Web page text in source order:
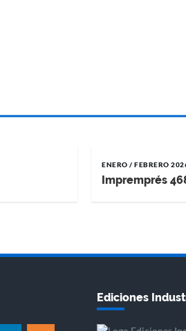
ENERO / FEBRERO
Impremprés
Ediciones